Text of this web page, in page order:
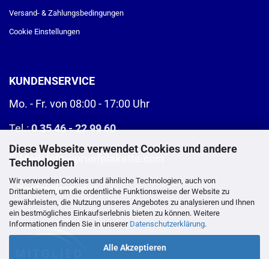
Diese Webseite verwendet Cookies und andere
Technologien
Wir verwenden Cookies und ähnliche Technologien, auch von
Drittanbietern, um die ordentliche Funktionsweise der Website zu
gewährleisten, die Nutzung unseres Angebotes zu analysieren und Ihnen
ein bestmögliches Einkaufserlebnis bieten zu können. Weitere
Informationen finden Sie in unserer Datenschutzerklärung.
Alle Akzeptieren
Versand- & Zahlungsbedingungen
Cookie Einstellungen
KUNDENSERVICE
Mo. - Fr. von 08:00 - 17:00 Uhr
Tel.:0 35 46 - 22 99 60
E-Mail:info@pruefplakette.com
>Kontaktformular